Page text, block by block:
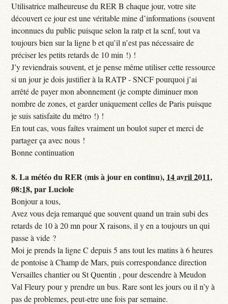
Utilisatrice malheureuse du RER B chaque jour, votre site
découvert ce jour est une véritable mine d’informations (souvent
inconnues du public puisque selon la ratp et la scnf, tout va
toujours bien sur la ligne b et qu’il n’est pas nécessaire de
préciser les petits retards de 10 min !) !
J’y reviendrais souvent, et je pense même utiliser cette ressource
si un jour je dois justifier à la RATP - SNCF pourquoi j’ai
arrêté de payer mon abonnement (je compte diminuer mon
nombre de zones, et garder uniquement celles de Paris puisque
je suis satisfaite du métro !) !
En tout cas, vous faîtes vraiment un boulot super et merci de
partager ça avec nous !
Bonne continuation
8.La météo du RER (mis à jour en continu), 14 avril 2011,
08:18,parLuciole
Bonjour a tous,
Avez vous deja remarqué que souvent quand un train subi des
retards de 10 à 20 mn pour X raisons, il y en a toujours un qui
passe à vide ?
Moi je prends la ligne C depuis 5 ans tout les matins à 6 heures
de pontoise à Champ de Mars, puis correspondance direction
Versailles chantier ou St Quentin , pour descendre à Meudon
Val Fleury pour y prendre un bus. Rare sont les jours ou il n’y à
pas de problemes, peut-etre une fois par semaine.